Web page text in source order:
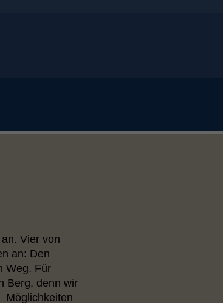
Vier von
an: Den
Weg. Für
Berg, denn wir
Möglichkeiten